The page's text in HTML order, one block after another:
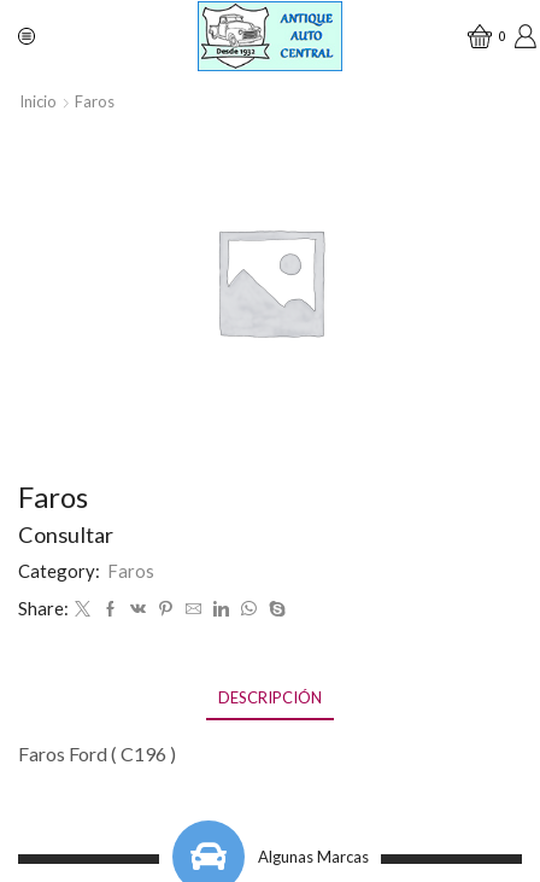
0
Inicio Faros
Faros
Consultar
Category: Faros
Share:
DESCRIPCIÓN
Faros Ford ( C196 )
Algunas Marcas